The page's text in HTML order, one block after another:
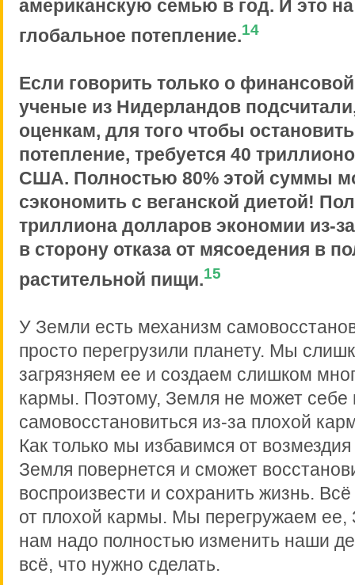
американскую семью в год. И это на
глобальное потепление.14
Если говорить только о
ученые из Нидерландов
оценкам, для того чтобы
потепление, требуется 40
США. Полностью 80% этой суммы
сэкономить с веганской диетой!
триллиона долларов экономии из-
в сторону отказа от мясоедения в
растительной пищи.15
У Земли есть механизм
просто перегрузили планету. Мы
загрязняем ее и создаем слишком
кармы. Поэтому, Земля не может себе
самовосстановиться из-за плохой
Как только мы избавимся от
Земля повернется и сможет
воспроизвести и сохранить жизнь.
от плохой кармы. Мы перегружаем
нам надо полностью изменить наши
всё, что нужно сделать.